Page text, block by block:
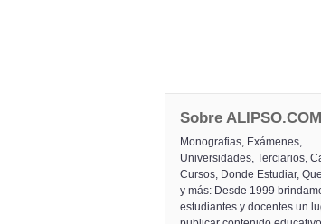
Sobre ALIPSO.COM
Monografias, Exámenes,
Universidades, Terciarios,
Cursos, Donde Estudiar,
y más: Desde 1999
estudiantes y docentes un